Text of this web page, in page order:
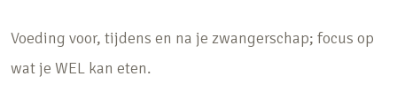
Voeding voor, tijdens en na je zwangerschap; focus op
wat je WEL kan eten.